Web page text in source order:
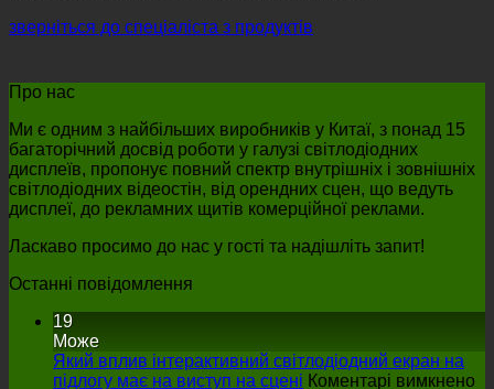
зверніться до спеціаліста з продуктів
Про нас
Ми є одним з найбільших виробників у Китаї, з понад 15
багаторічний досвід роботи у галузі світлодіодних
дисплеїв, пропонує повний спектр внутрішніх і зовнішніх
світлодіодних відеостін, від орендних сцен, що ведуть
дисплеї, до рекламних щитів комерційної реклами.
Ласкаво просимо до нас у гості та надішліть запит!
Останні повідомлення
19
Може
Який вплив інтерактивний світлодіодний екран на
підлогу має на виступ на сцені Коментарі вимкнено